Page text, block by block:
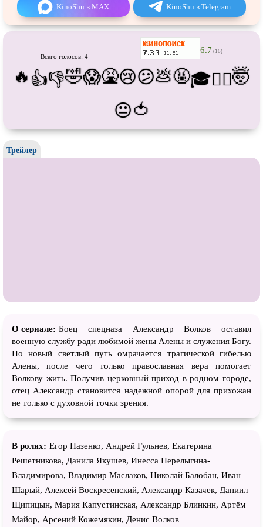
Про танки Про танцы
Про тюрьму Про футбол
Про хоккей и
катание
Про шпионов
Про Юристов иАдвокатов
документальный Режиссёрская версия
Сверхспособности
Ситком Слэшер
Стимпанк
KinoShu в MAX KinoShu в Telegram
Всего голосов: 4
6.7 (16)
🔥 👍👎🤣😱🤮😢😕💩🤬🎓😵‍💫🤯
😐🍅
Трейлер
О сериале: Боец спецназа Александр Волков оставил
военную службу ради любимой жены Алены и служения Богу.
Но новый светлый путь омрачается трагической гибелью
Алены, после чего только православная вера помогает
Волкову жить. Получив церковный приход в родном городе,
отец Александр становится надежной опорой для прихожан
не только с духовной точки зрения.
В ролях: Егор Пазенко, Андрей Гульнев, Екатерина
Решетникова, Данила Якушев, Инесса Перелыгина-
Владимирова, Владимир Маслаков, Николай Балобан, Иван
Шарый, Алексей Воскресенский, Александр Казачек, Даниил
Щипицын, Мария Капустинская, Александр Блинкин, Артём
Майор, Арсений Кожемякин, Денис Волков